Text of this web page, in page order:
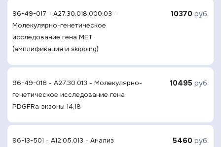
96-49-017 - A27.30.018.000.03 -
Молекулярно-генетическое
исследование гена MET
(амплификация и skipping)
10370 руб.
96-49-016 - A27.30.013 - Молекулярно-
генетическое исследование гена
PDGFRa экзоны 14,18
10495 руб.
96-13-501 - A12.05.013 - Анализ
5460 руб.